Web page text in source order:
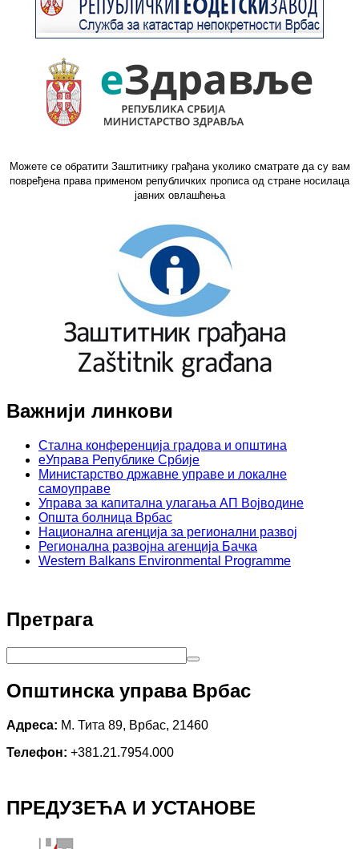
Можете се обратити Заштитнику грађана уколико сматрате да су вам
повређена права применом републичких прописа од стране носилаца
јавних овлашћења
Важнији линкови
Стална конференција градова и општина
еУправа Републике Србије
Министарство државне управе и локалне
самоуправе
Управа за капитална улагања АП Војводине
Општа болница Врбас
Национална агенција за регионални развој
Регионална развојна агенција Бачка
Western Balkans Environmental Programme
Претрага
Општинска управа Врбас
Адреса: М. Тита 89, Врбас, 21460
Телефон: +381.21.7954.000
ПРЕДУЗЕЋА И УСТАНОВЕ